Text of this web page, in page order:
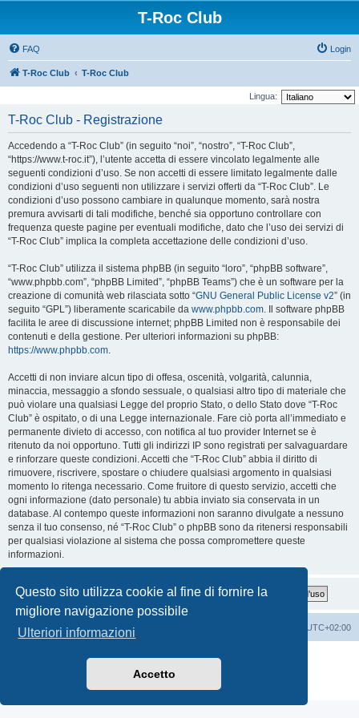
Questo sito utilizza cookie al fine di fornire la
migliore navigazione possibile
Ulteriori informazioni
Accetto
T-Roc Club
FAQ Login
T-Roc Club T-Roc Club
Lingua:
T-Roc Club - Registrazione
Accedendo a “T-Roc Club” (in seguito “noi”, “nostro”, “T-Roc Club”,
“https://www.t-roc.it”), l’utente accetta di essere vincolato legalmente alle
seguenti condizioni d’uso. Se non accetti di essere limitato legalmente dalle
condizioni d’uso seguenti non utilizzare i servizi offerti da “T-Roc Club”. Le
condizioni d’uso possono cambiare in qualunque momento, sarà nostra
premura avvisarti di tali modifiche, benché sia opportuno controllare con
frequenza queste pagine per eventuali modifiche, dato che l’uso dei servizi di
“T-Roc Club” implica la completa accettazione delle condizioni d’uso.
“T-Roc Club” utilizza il sistema phpBB (in seguito “loro”, “phpBB software”,
“www.phpbb.com”, “phpBB Limited”, “phpBB Teams”) che è un software per la
creazione di comunità web rilasciata sotto “GNU General Public License v2” (in
seguito “GPL”) liberamente scaricabile da www.phpbb.com. Il software phpBB
facilita le aree di discussione internet; phpBB Limited non è responsabile dei
contenuti e della gestione. Per ulteriori informazioni su phpBB:
https://www.phpbb.com.
Accetti di non inviare alcun tipo di offesa, oscenità, volgarità, calunnia,
minaccia, messaggio a sfondo sessuale, o qualsiasi altro tipo di materiale che
può violare una qualsiasi Legge del proprio Stato, o dello Stato dove “T-Roc
Club” è ospitato, o di una Legge internazionale. Fare ciò porta all’immediato e
permanente divieto di accesso, con notifica al tuo provider Internet se è
ritenuto da noi opportuno. Tutti gli indirizzi IP sono registrati per salvaguardare
e rinforzare queste condizioni. Accetti che “T-Roc Club” abbia il diritto di
rimuovere, riscrivere, spostare o chiudere qualsiasi argomento in qualsiasi
momento lo ritenga necessario. Come fruitore di questo servizio, accetti che
ogni informazione (dato personale) tu abbia inviato sia conservata in un
database. Al contempo queste informazioni non saranno divulgate a nessuno
senza il tuo consenso, né “T-Roc Club” o phpBB sono da ritenersi responsabili
per qualsiasi violazione al sistema che possa compromettere queste
informazioni.
T-Roc Club T-Roc Club UTC+02:00
Traduzione Italiana